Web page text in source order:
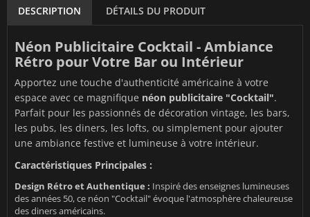
DESCRIPTION DÉTAILS DU PRODUIT
Néon Publicitaire Cocktail - Ambiance
Rétro pour Votre Bar ou Intérieur
Apportez une touche d'authenticité américaine à votre
espace avec ce magnifique néon publicitaire "Cocktail".
Parfait pour les passionnés de décoration vintage, les bars,
les pubs, les diners, les lofts, ou simplement pour ajouter
une ambiance festive et lumineuse à votre intérieur.
Caractéristiques Principales :
Design Rétro et Authentique : Inspiré des enseignes lumineuses
des années 50, ce néon "Cocktail" évoque l'atmosphère chaleureuse
des diners américains.